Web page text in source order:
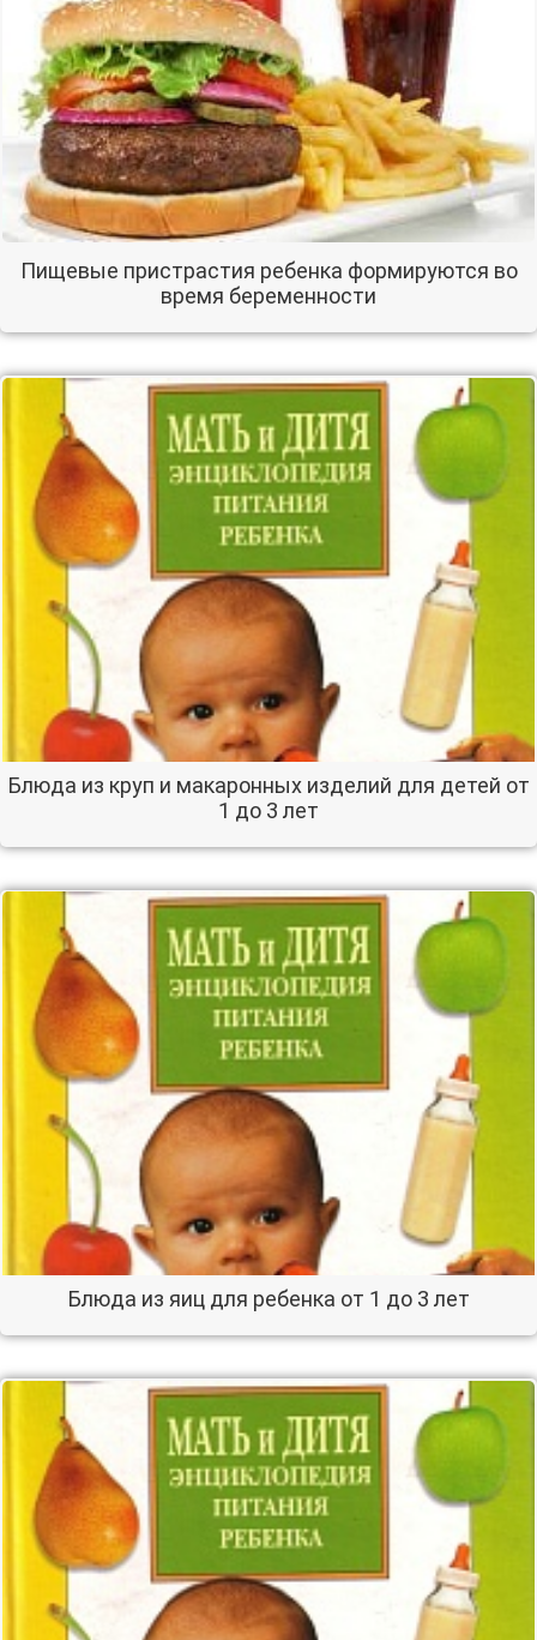
Пищевые пристрастия ребенка формируются во
время беременности
Блюда из круп и макаронных изделий для детей от
1 до 3 лет
Блюда из яиц для ребенка от 1 до 3 лет